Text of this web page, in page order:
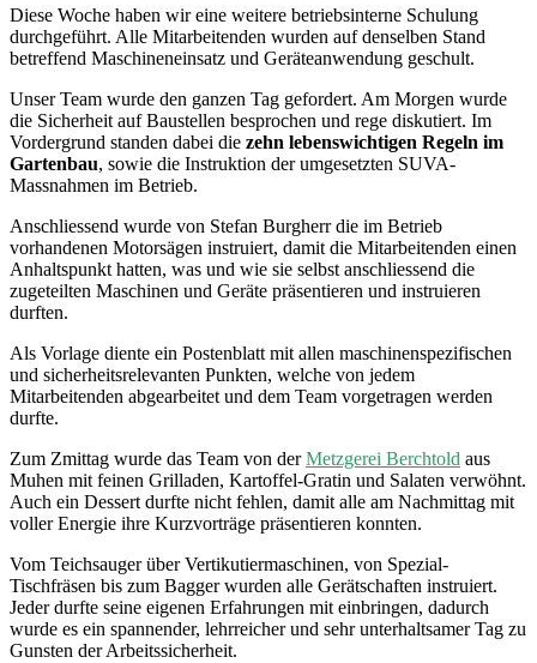
Diese Woche haben wir eine weitere betriebsinterne Schulung
durchgeführt. Alle Mitarbeitenden wurden auf denselben Stand
betreffend Maschineneinsatz und Geräteanwendung geschult.
Unser Team wurde den ganzen Tag gefordert. Am Morgen wurde
die Sicherheit auf Baustellen besprochen und rege diskutiert. Im
Vordergrund standen dabei die zehn lebenswichtigen Regeln im
Gartenbau, sowie die Instruktion der umgesetzten SUVA-
Massnahmen im Betrieb.
Anschliessend wurde von Stefan Burgherr die im Betrieb
vorhandenen Motorsägen instruiert, damit die Mitarbeitenden einen
Anhaltspunkt hatten, was und wie sie selbst anschliessend die
zugeteilten Maschinen und Geräte präsentieren und instruieren
durften.
Als Vorlage diente ein Postenblatt mit allen maschinenspezifischen
und sicherheitsrelevanten Punkten, welche von jedem
Mitarbeitenden abgearbeitet und dem Team vorgetragen werden
durfte.
Zum Zmittag wurde das Team von derMetzgerei Berchtold aus
Muhen mit feinen Grilladen, Kartoffel-Gratin und Salaten verwöhnt.
Auch ein Dessert durfte nicht fehlen, damit alle am Nachmittag mit
voller Energie ihre Kurzvorträge präsentieren konnten.
Vom Teichsauger über Vertikutiermaschinen, von Spezial-
Tischfräsen bis zum Bagger wurden alle Gerätschaften instruiert.
Jeder durfte seine eigenen Erfahrungen mit einbringen, dadurch
wurde es ein spannender, lehrreicher und sehr unterhaltsamer Tag zu
Gunsten der Arbeitssicherheit.